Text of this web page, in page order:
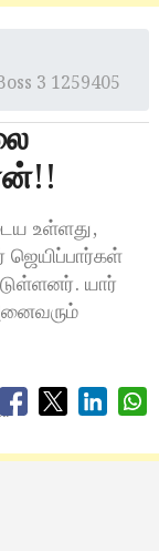
3 1259405
உள்ளது,
யார்